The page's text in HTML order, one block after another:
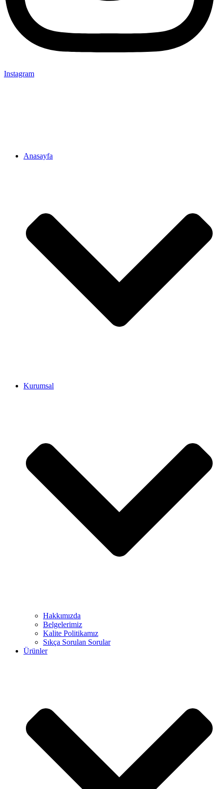
Instagram
Anasayfa
Kurumsal
Hakkımızda
Belgelerimiz
Kalite Politikamız
Sıkça Sorulan Sorular
Ürünler